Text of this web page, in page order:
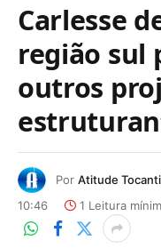
Carlesse
região sul
outros
Por Atitude
10:46
1 Leitura